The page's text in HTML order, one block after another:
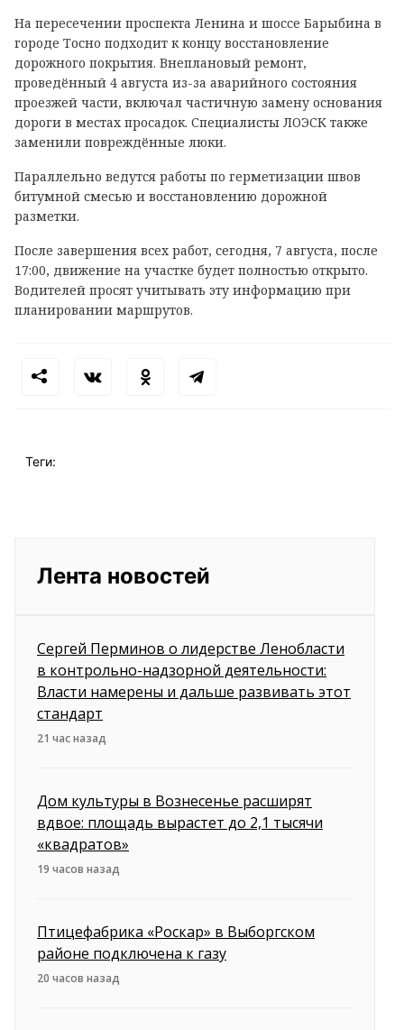
На пересечении проспекта Ленина и шоссе Барыбина в
городе Тосно подходит к концу восстановление
дорожного покрытия. Внеплановый ремонт,
проведённый 4 августа из-за аварийного состояния
проезжей части, включал частичную замену основания
дороги в местах просадок. Специалисты ЛОЭСК также
заменили повреждённые люки.
Параллельно ведутся работы по герметизации швов
битумной смесью и восстановлению дорожной
разметки.
После завершения всех работ, сегодня, 7 августа, после
17:00, движение на участке будет полностью открыто.
Водителей просят учитывать эту информацию при
планировании маршрутов.
Теги:
Лента новостей
Сергей Перминов о лидерстве Ленобласти
в контрольно-надзорной деятельности:
Власти намерены и дальше развивать этот
стандарт
21 час назад
Дом культуры в Вознесенье расширят
вдвое: площадь вырастет до 2,1 тысячи
«квадратов»
19 часов назад
Птицефабрика «Роскар» в Выборгском
районе подключена к газу
20 часов назад